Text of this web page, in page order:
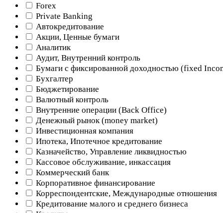
Forex
Private Banking
Автокредитование
Акции, Ценные бумаги
Аналитик
Аудит, Внутренний контроль
Бумаги с фиксированной доходностью (fixed
Бухгалтер
Бюджетирование
Валютный контроль
Внутренние операции (Back Office)
Денежный рынок (money market)
Инвестиционная компания
Ипотека, Ипотечное кредитование
Казначейство, Управление ликвидностью
Кассовое обслуживание, инкассация
Коммерческий банк
Корпоративное финансирование
Корреспондентские, Международные отношения
Кредитование малого и среднего бизнеса